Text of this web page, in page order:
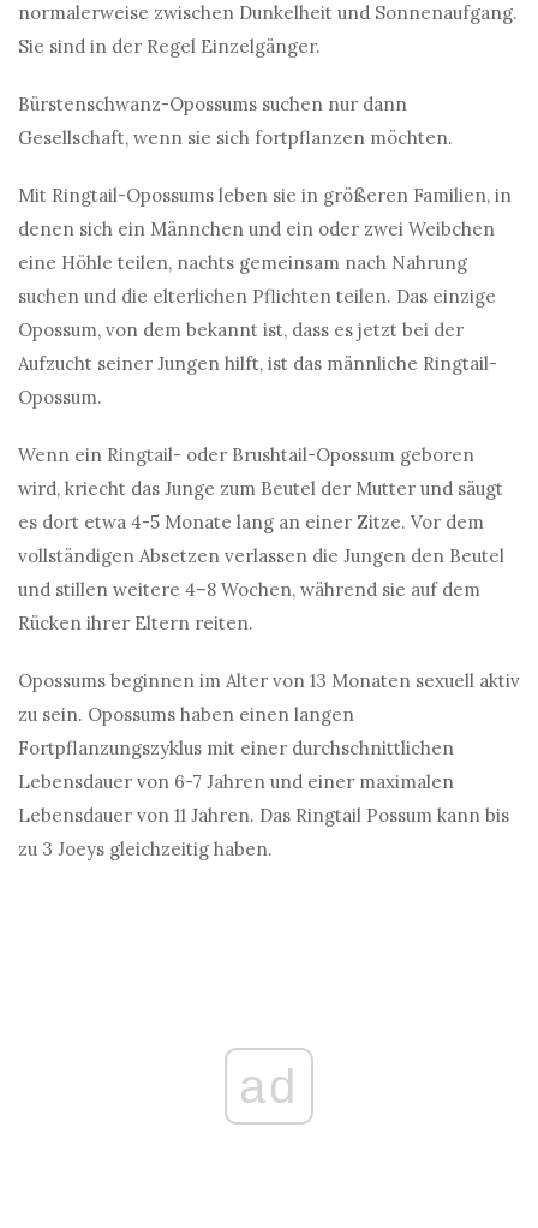
normalerweise zwischen Dunkelheit und Sonnenaufgang.
Sie sind in der Regel Einzelgänger.
Bürstenschwanz-Opossums suchen nur dann
Gesellschaft, wenn sie sich fortpflanzen möchten.
Mit Ringtail-Opossums leben sie in größeren Familien, in
denen sich ein Männchen und ein oder zwei Weibchen
eine Höhle teilen, nachts gemeinsam nach Nahrung
suchen und die elterlichen Pflichten teilen. Das einzige
Opossum, von dem bekannt ist, dass es jetzt bei der
Aufzucht seiner Jungen hilft, ist das männliche Ringtail-
Opossum.
Wenn ein Ringtail- oder Brushtail-Opossum geboren
wird, kriecht das Junge zum Beutel der Mutter und säugt
es dort etwa 4-5 Monate lang an einer Zitze. Vor dem
vollständigen Absetzen verlassen die Jungen den Beutel
und stillen weitere 4–8 Wochen, während sie auf dem
Rücken ihrer Eltern reiten.
Opossums beginnen im Alter von 13 Monaten sexuell aktiv
zu sein. Opossums haben einen langen
Fortpflanzungszyklus mit einer durchschnittlichen
Lebensdauer von 6-7 Jahren und einer maximalen
Lebensdauer von 11 Jahren. Das Ringtail Possum kann bis
zu 3 Joeys gleichzeitig haben.
ad